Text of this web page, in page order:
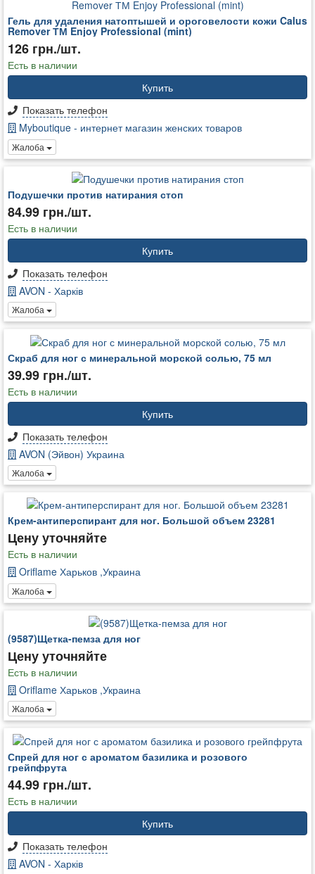
Гель для удаления натоптышей и ороговелости кожи Calus
Remover ТМ Enjoy Professional (mint)
126 грн./шт.
Есть в наличии
Купить
Показать телефон
Myboutique - интернет магазин женских товаров
Жалоба
Подушечки против натирания стоп
84.99 грн./шт.
Есть в наличии
Купить
Показать телефон
AVON - Харків
Жалоба
Скраб для ног с минеральной морской солью, 75 мл
39.99 грн./шт.
Есть в наличии
Купить
Показать телефон
AVON (Эйвон) Украина
Жалоба
Крем-антиперспирант для ног. Большой объем 23281
Цену уточняйте
Есть в наличии
Oriflame Харьков ,Украина
Жалоба
(9587)Щетка-пемза для ног
Цену уточняйте
Есть в наличии
Oriflame Харьков ,Украина
Жалоба
Спрей для ног с ароматом базилика и розового
грейпфрута
44.99 грн./шт.
Есть в наличии
Купить
Показать телефон
AVON - Харків